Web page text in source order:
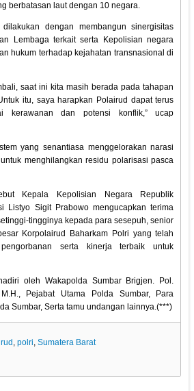
berbatasan laut dengan 10 negara.
dengan membangun sinergisitas
Lembaga terkait serta Kepolisian negara
hukum terhadap kejahatan transnasional di
saat ini kita masih berada pada tahapan
itu, saya harapkan Polairud dapat terus
kerawanan dan potensi konflik,” ucap
yang senantiasa menggelorakan narasi
menghilangkan residu polarisasi pasca
Kepala Kepolisian Negara Republik
Listyo Sigit Prabowo mengucapkan terima
tingginya kepada para sesepuh, senior
Korpolairud Baharkam Polri yang telah
serta kinerja terbaik untuk
oleh Wakapolda Sumbar Brigjen. Pol.
Pejabat Utama Polda Sumbar, Para
Sumbar, Serta tamu undangan lainnya.(***)
,polri,Sumatera Barat